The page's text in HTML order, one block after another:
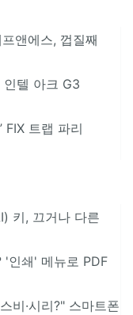
앤에스, 껍질째
인텔 아크 G3
FIX 트랩 파리
키, 끄거나 다른
'인쇄' 메뉴로 PDF
비·시리?" 스마트폰